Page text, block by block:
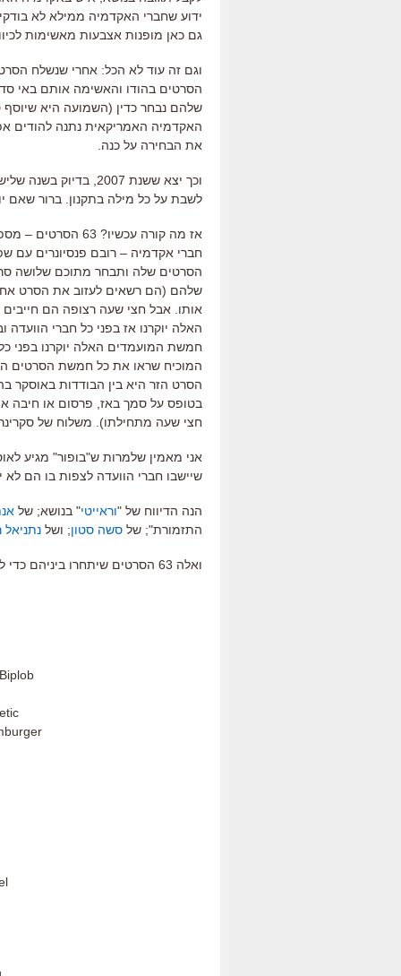
ידוע שחברי האקדמיה ממילא לא
גם כאן מופנות אצבעות מאשימות
וגם זה עוד לא הכל: אחרי שנשלח
הסרטים בהודו והאשימה אותם באי
שלהם נבחר כדין (השמועה היא
האקדמיה האמריקאית נתנה להודים
את הבחירה על כנה.
וכך יצא ששנת 2007,
לשבת על כל מילה בתקנון. ברור שאם
הסרטים שלה ותבחר מתוכם שלושה
שלהם (הם רשאים לעזוב את הסרט
אותו. אבל חצי שעה רצופה הם
האלה יוקרנו אז בפני כל חברי
המוכיח שראו את כל חמשת הסרטים
הסרט הזר היא בין הבודדות באוסקר
בטופס על סמך באז, פרסום או חיבה
חצי שעה מתחילתו). משלוח של
אני מאמין שלמרות ש"בופור" מגיע
שיישבו חברי הוועדה לצפות בו הם
הנה הדיווח של "וראייטי" בנושא; של
התזמורת"; של סשה סטון; ושל נתניאל
ואלה 63 הסרטים שיתחרו ביניהם כדי להגיע למועמדות לסרט הזר, ב-22 בינואר: